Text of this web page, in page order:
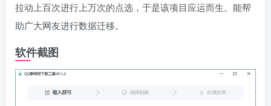
拉动上百次进行上万次的点选，于是该项目应运而生。能帮
助广大网友进行数据迁移。
软件截图